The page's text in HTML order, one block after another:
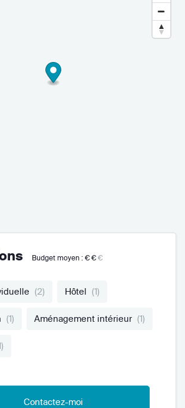
Budget moyen : €€€
(2) Hôtel (1)
(1) Aménagement intérieur (1)
Contactez-moi